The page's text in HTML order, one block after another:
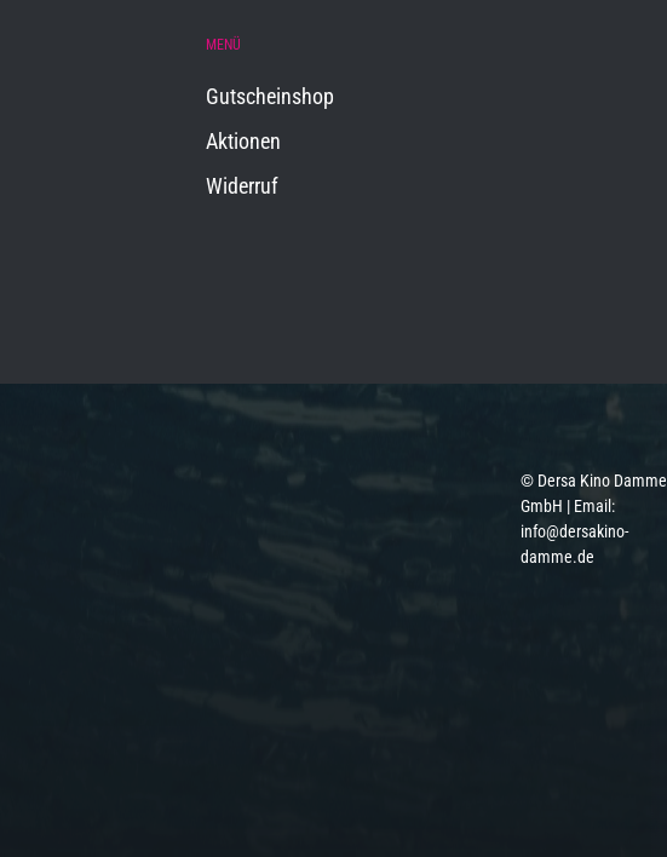
MENÜ
Gutscheinshop
Aktionen
Widerruf
© Dersa Kino Damme
GmbH | Email:
info@dersakino-
damme.de